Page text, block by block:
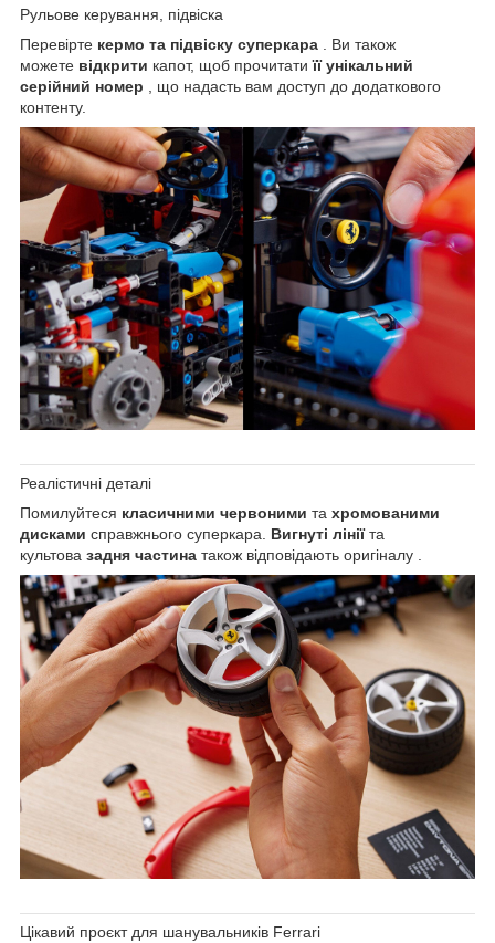
Рульове керування, підвіска
Перевірте кермо та підвіску суперкара . Ви також
можете відкрити капот, щоб прочитатиїї унікальний
серійний номер , що надасть вам доступ до додаткового
контенту.
Реалістичні деталі
Помилуйтеся класичними червоними та хромованими
дисками справжнього суперкара. Вигнуті лініїта
культова задня частина також відповідають оригіналу .
Цікавий проєкт для шанувальників Ferrari